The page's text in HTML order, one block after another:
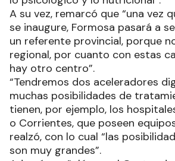
A su vez, remarcó que “una vez
se inaugure, Formosa pasará a
un referente provincial, porque
regional, por cuanto con estas
hay otro centro”.
“Tendremos dos aceleradores
muchas posibilidades de
tienen, por ejemplo, los
o Corrientes, que poseen
realzó, con lo cual “las
son muy grandes”.